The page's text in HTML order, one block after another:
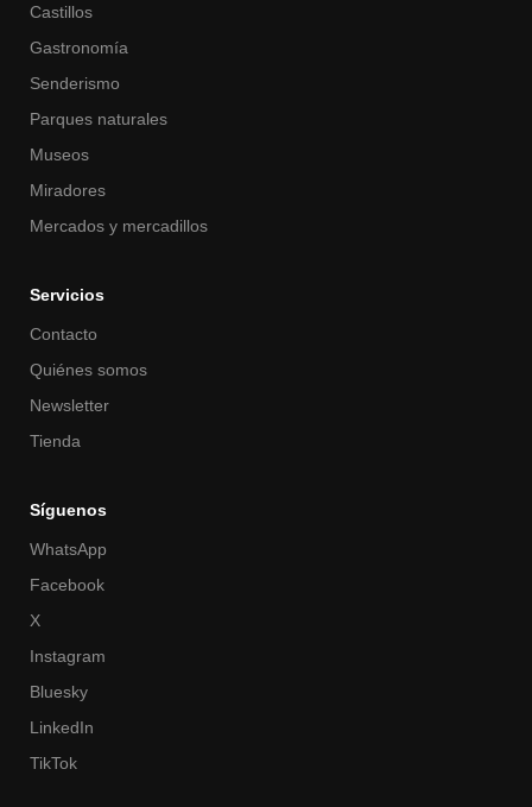
Castillos
Gastronomía
Senderismo
Parques naturales
Museos
Miradores
Mercados y mercadillos
Servicios
Contacto
Quiénes somos
Newsletter
Tienda
Síguenos
WhatsApp
Facebook
X
Instagram
Bluesky
LinkedIn
TikTok